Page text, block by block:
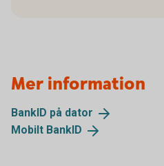
Mer information
BankID på dator
Mobilt BankID